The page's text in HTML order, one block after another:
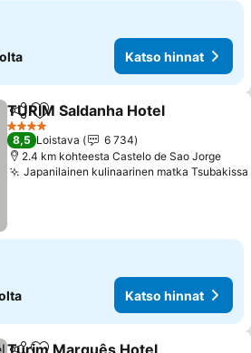
Katso hinnat
Jaa Lisää suosikkeihin
TURIM Saldanha Hotel
4 Tähtiluokitus
8,5 Loistava
6 734
2.4 km kohteesta Castelo de Sao Jorge
Japanilainen kulinaarinen matka Tsubakissa
Katso hinnat
Turim Marquês Hotel